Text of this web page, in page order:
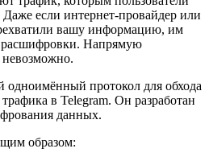
если интернет-провайдер или
вашу информацию, им
расшифровки. Напрямую
одноимённый протокол для обхода
в Telegram. Он разработан
данных.
образом: